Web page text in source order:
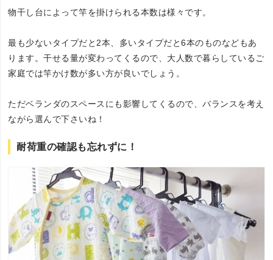
物干し台によって竿を掛けられる本数は様々です。
最も少ないタイプだと2本、多いタイプだと6本のものなどもあ
ります。干せる量が変わってくるので、大人数で暮らしているご
家庭では竿かけ数が多い方が良いでしょう。
ただベランダのスペースにも影響してくるので、バランスを考え
ながら選んで下さいね！
耐荷重の確認も忘れずに！